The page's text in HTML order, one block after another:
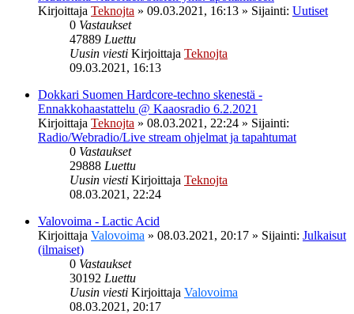
Kirjoittaja Teknojta » 09.03.2021, 16:13 » Sijainti: Uutiset
0 Vastaukset
47889 Luettu
Uusin viesti Kirjoittaja Teknojta
09.03.2021, 16:13
Dokkari Suomen Hardcore-techno skenestä -
Ennakkohaastattelu @ Kaaosradio 6.2.2021
Kirjoittaja Teknojta » 08.03.2021, 22:24 » Sijainti:
Radio/Webradio/Live stream ohjelmat ja tapahtumat
0 Vastaukset
29888 Luettu
Uusin viesti Kirjoittaja Teknojta
08.03.2021, 22:24
Valovoima - Lactic Acid
Kirjoittaja Valovoima » 08.03.2021, 20:17 » Sijainti: Julkaisut
(ilmaiset)
0 Vastaukset
30192 Luettu
Uusin viesti Kirjoittaja Valovoima
08.03.2021, 20:17